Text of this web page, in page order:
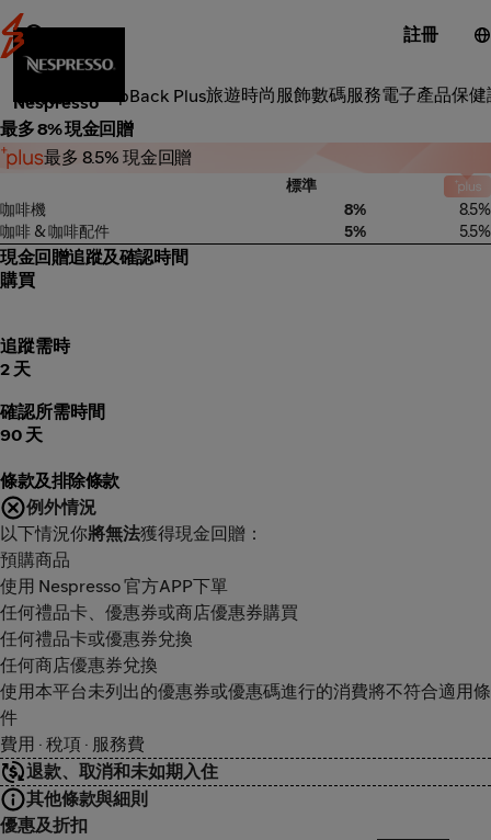
註冊
ShopBack Plus旅遊時尚服飾數碼服務電子產品保健
零食雜貨
Nespresso
最多 8% 現金回贈
最多 8.5% 現金回贈
標準
咖啡機
8%
8.5%
咖啡 & 咖啡配件
5% 5.5%
現金回贈追蹤及確認時間
購買
追蹤需時
2 天
確認所需時間
90 天
條款及排除條款
例外情況
以下情況你將無法獲得現金回贈：
預購商品
使用 Nespresso 官方APP下單
任何禮品卡、優惠券或商店優惠券購買
任何禮品卡或優惠券兌換
任何商店優惠券兌換
使用本平台未列出的優惠券或優惠碼進行的消費將不符合適用條
件
費用 · 稅項 · 服務費
退款、取消和未如期入住
其他條款與細則
優惠及折扣